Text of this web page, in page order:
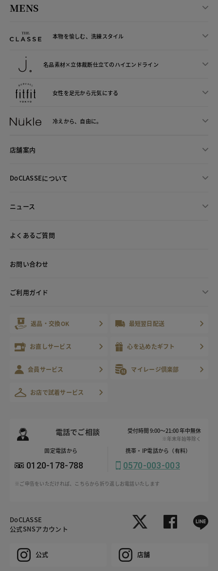
MENS
本物を愉しむ、洗練スタイル
名品素材×立体裁断仕立てのハイエンドライン
女性を足元から元気にする
冷えから、 自由に。
店舗案内
DoCLASSEについて
ニュース
よくあるご質問
お問い合わせ
ご利用ガイド
返品・交換OK 最短翌日配送
お直しサービス 心を込めたギフト
会員サービス マイレージ倶楽部
お店で試着サービス
電話でご相談 受付時間 9:00～21:00 年中無休
※年末年始等除く
固定電話から
0120-178-788
携帯・IP電話から（有料）
0570-003-003
※ご申告をいただければ、こちらから折り返しお電話いたします
DoCLASSE
公式SNSアカウント
公式 店舗